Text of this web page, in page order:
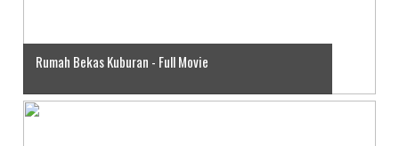
Rumah Bekas Kuburan - Full Movie